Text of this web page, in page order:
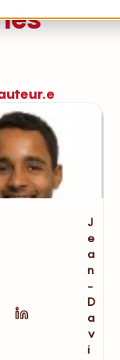
J
e
a
n
-
D
a
v
i